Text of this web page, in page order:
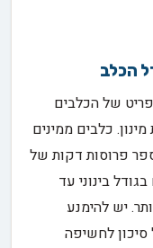
הכלב
של הכלבים
כלבים ממינים
פרוסות דקות של
בינוני עד
יש להימנע
סיכון לחשיפה